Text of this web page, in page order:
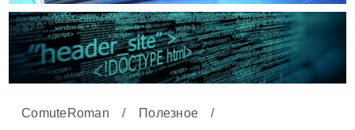
ComuteRoman / Полезное
/